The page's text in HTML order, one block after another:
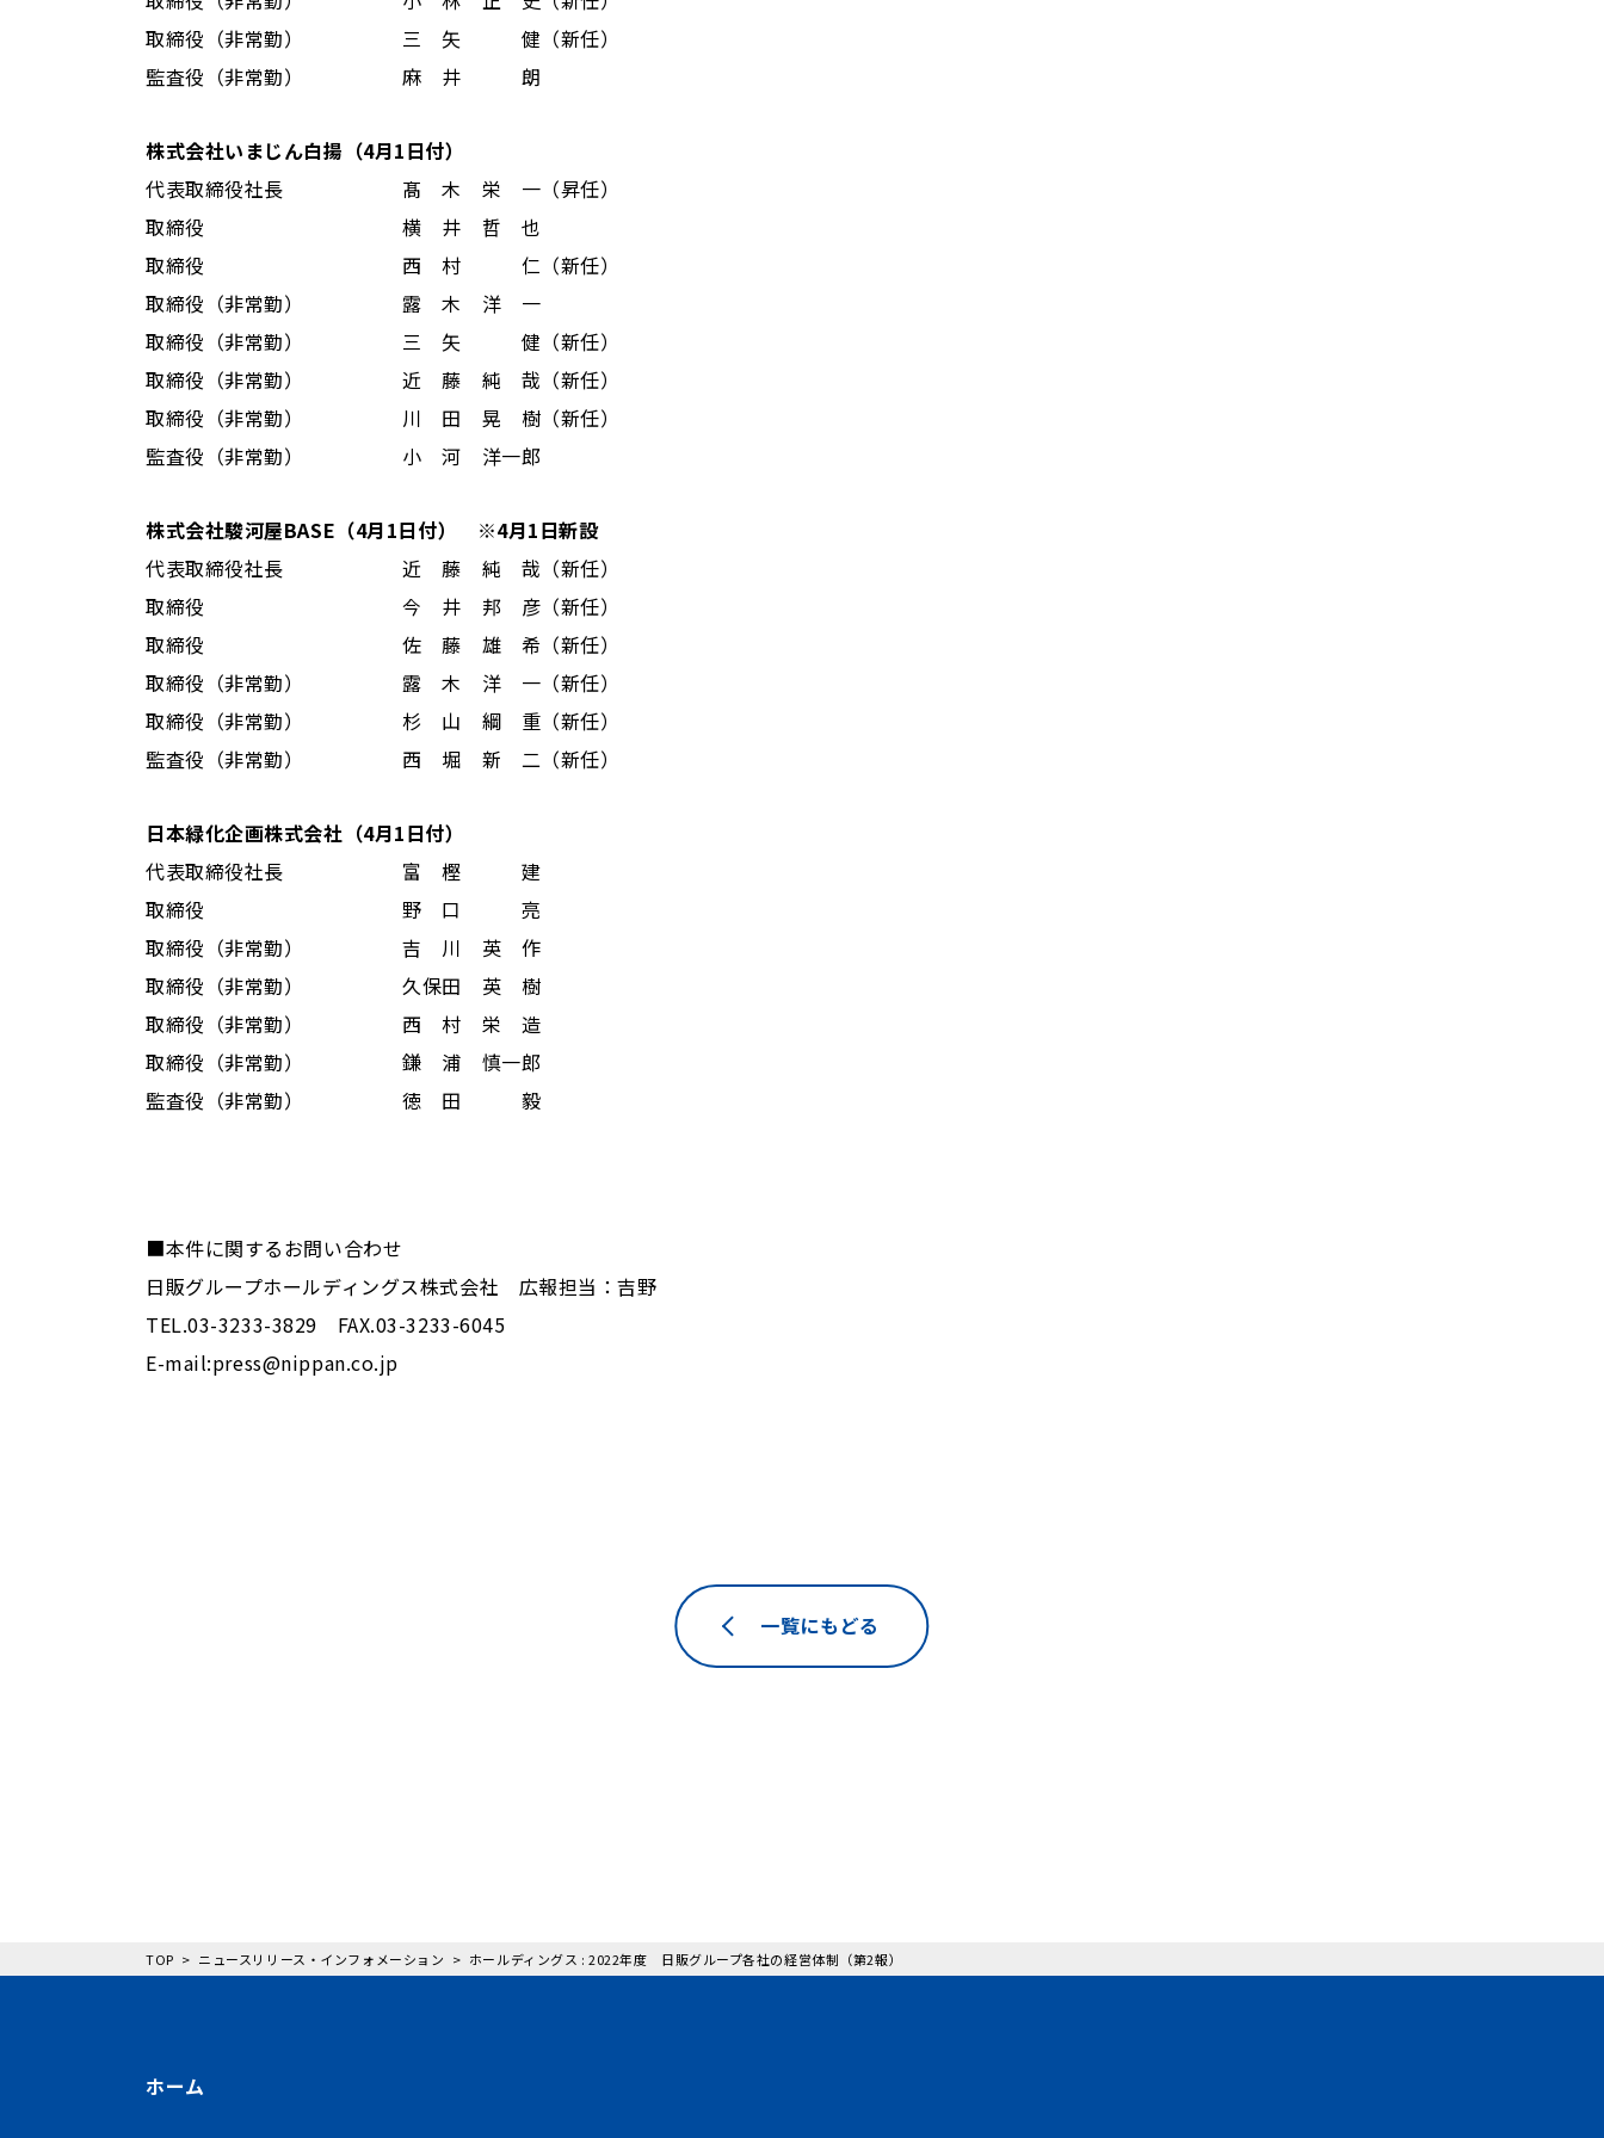
取締役（非常勤） 三 矢 健（新任）
監査役（非常勤） 麻 井 朗
株式会社いまじん白揚（4月1日付）
代表取締役社長 髙 木 栄 一（昇任）
取締役 横 井 哲 也
取締役 西 村 仁（新任）
取締役（非常勤） 露 木 洋 一
取締役（非常勤） 三 矢 健（新任）
取締役（非常勤） 近 藤 純 哉（新任）
取締役（非常勤） 川 田 晃 樹（新任）
監査役（非常勤） 小 河 洋一郎
株式会社駿河屋BASE（4月1日付） ※4月1日新設
代表取締役社長 近 藤 純 哉（新任）
取締役 今 井 邦 彦（新任）
取締役 佐 藤 雄 希（新任）
取締役（非常勤） 露 木 洋 一（新任）
取締役（非常勤） 杉 山 綱 重（新任）
監査役（非常勤） 西 堀 新 二（新任）
日本緑化企画株式会社（4月1日付）
代表取締役社長 富 樫 建
取締役 野 口 亮
取締役（非常勤） 吉 川 英 作
取締役（非常勤） 久保田 英 樹
取締役（非常勤） 西 村 栄 造
取締役（非常勤） 鎌 浦 慎一郎
監査役（非常勤） 徳 田 毅
■本件に関するお問い合わせ
日販グループホールディングス株式会社 広報担当：吉野
TEL.03-3233-3829 FAX.03-3233-6045
E-mail:press@nippan.co.jp
一覧にもどる
TOP ニュースリリース・インフォメーション ホールディングス : 2022年度 日販グループ各社の経営体制（第2報）
ホーム